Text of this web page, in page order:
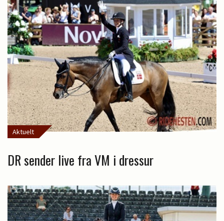
Aktuelt
DR sender live fra VM i dressur